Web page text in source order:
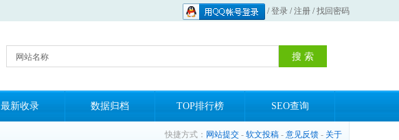
/登录 /注册 /找回密码
网站名称
最新收录 数据归档 TOP排行榜 SEO查询
快捷方式： 网站提交 - 软文投稿 - 意见反馈 - 关于